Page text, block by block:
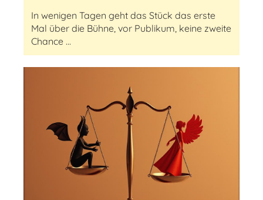
In wenigen Tagen geht das Stück das erste
Mal über die Bühne, vor Publikum, keine zweite
Chance ...